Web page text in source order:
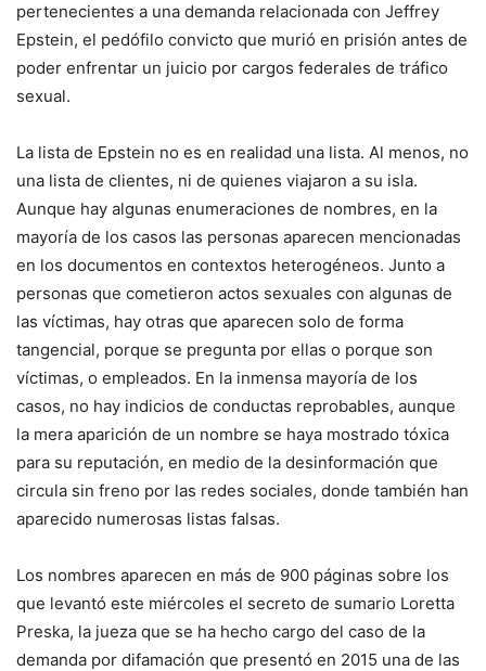
pertenecientes a una demanda relacionada con Jeffrey
Epstein, el pedófilo convicto que murió en prisión antes de
poder enfrentar un juicio por cargos federales de tráfico
sexual.
La lista de Epstein no es en realidad una lista. Al menos, no
una lista de clientes, ni de quienes viajaron a su isla.
Aunque hay algunas enumeraciones de nombres, en la
mayoría de los casos las personas aparecen mencionadas
en los documentos en contextos heterogéneos. Junto a
personas que cometieron actos sexuales con algunas de
las víctimas, hay otras que aparecen solo de forma
tangencial, porque se pregunta por ellas o porque son
víctimas, o empleados. En la inmensa mayoría de los
casos, no hay indicios de conductas reprobables, aunque
la mera aparición de un nombre se haya mostrado tóxica
para su reputación, en medio de la desinformación que
circula sin freno por las redes sociales, donde también han
aparecido numerosas listas falsas.
Los nombres aparecen en más de 900 páginas sobre los
que levantó este miércoles el secreto de sumario Loretta
Preska, la jueza que se ha hecho cargo del caso de la
demanda por difamación que presentó en 2015 una de las